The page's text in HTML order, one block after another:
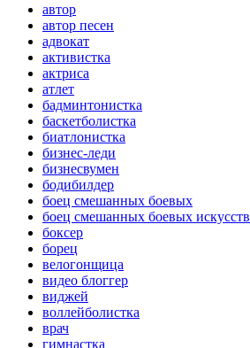
автор
автор песен
адвокат
активистка
актриса
атлет
бадминтонистка
баскетболистка
биатлонистка
бизнес-леди
бизнесвумен
бодибилдер
боец смешанных боевых
боец смешанных боевых искусств
боксер
борец
велогонщица
видео блоггер
виджей
воллейболистка
врач
гимнастка